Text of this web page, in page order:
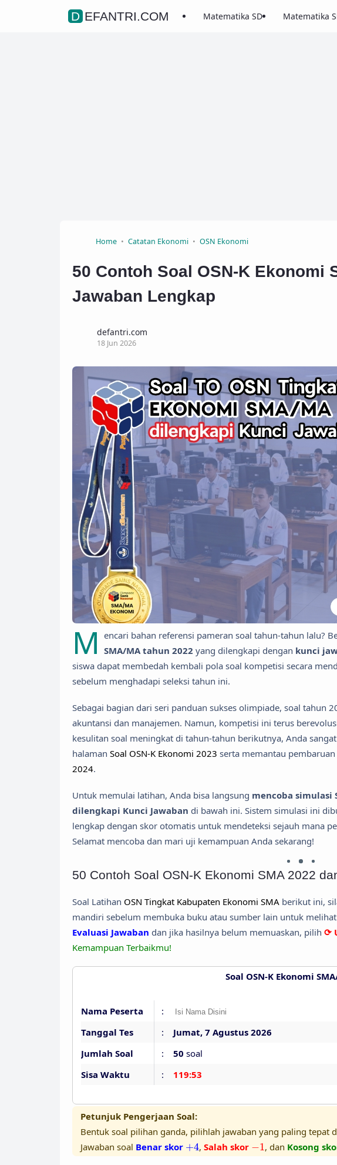
DEFANTRI.COM Matematika SD Matematika
Home Catatan Ekonomi OSN Ekonomi
50 Contoh Soal OSN-K Ekonomi
Jawaban Lengkap
defantri.com
18 Jun 2026
M encari bahan referensi pameran soal tahun-tahun lalu?
SMA/MA tahun 2022 yang dilengkapi dengan kunci
siswa dapat membedah kembali pola soal kompetisi secara
sebelum menghadapi seleksi tahun ini.
Sebagai bagian dari seri panduan sukses olimpiade, soal tahun
akuntansi dan manajemen. Namun, kompetisi ini terus
kesulitan soal meningkat di tahun-tahun berikutnya, Anda
halaman Soal OSN-K Ekonomi 2023 serta memantau
2024.
Untuk memulai latihan, Anda bisa langsung mencoba simulasi
dilengkapi Kunci Jawaban di bawah ini. Sistem simulasi ini
lengkap dengan skor otomatis untuk mendeteksi sejauh mana
Selamat mencoba dan mari uji kemampuan Anda sekarang!
50 Contoh Soal OSN-K Ekonomi SMA 2022
Soal Latihan OSN Tingkat Kabupaten Ekonomi SMA berikut ini,
mandiri sebelum membuka buku atau sumber lain untuk
Evaluasi Jawaban dan jika hasilnya belum memuaskan, pilih ⟳
Kemampuan Terbaikmu!
Soal OSN-K Ekonomi
Nama Peserta
:
Tanggal Tes
: Jumat, 7 Agustus 2026
Jumlah Soal
: 50 soal
Sisa Waktu
: 119:52
Petunjuk Pengerjaan Soal:
Bentuk soal pilihan ganda, pilihlah jawaban yang paling tepat
Jawaban soal Benar skor +4
+ 4 , Salah skor −1
1 , dan Kosong